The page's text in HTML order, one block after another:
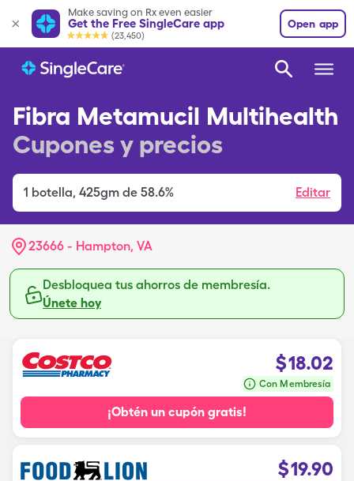
Make saving on Rx even easier
Get the Free SingleCare app
(23,450)
Open app
Fibra Metamucil Multihealth
Cupones y precios
1 botella, 425gm de 58.6% Editar
23666 - Hampton, VA
Desbloquea tus ahorros de membresía.
Únete hoy
$18.02
Con Membresía
¡Obtén un cupón gratis!
$19.90